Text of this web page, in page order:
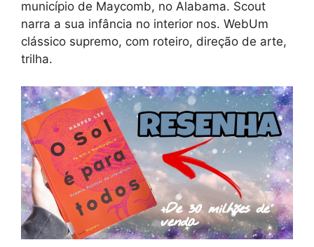
município de Maycomb, no Alabama. Scout
narra a sua infância no interior nos. WebUm
clássico supremo, com roteiro, direção de arte,
trilha.